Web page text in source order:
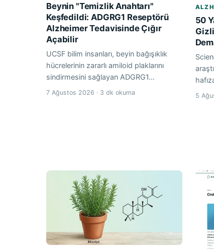
Beynin "Temizlik Anahtarı"
Keşfedildi: ADGRG1 Reseptörü
Alzheimer Tedavisinde Çığır
Açabilir
UCSF bilim insanları, beyin bağışıklık
hücrelerinin zararlı amiloid plaklarını
sindirmesini sağlayan ADGRG1…
7 Ağustos 2026 · 3 dk okuma
50
5